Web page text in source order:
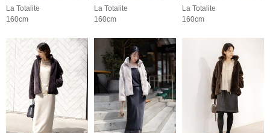
La Totalite
160cm
La Totalite
160cm
La Totalite
160cm